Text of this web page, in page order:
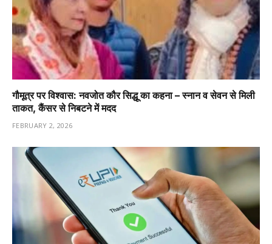
गौमूत्र पर विश्वास: नवजोत कौर सिद्धू का कहना – स्नान व सेवन से मिली
ताकत, कैंसर से निबटने में मदद
FEBRUARY 2, 2026